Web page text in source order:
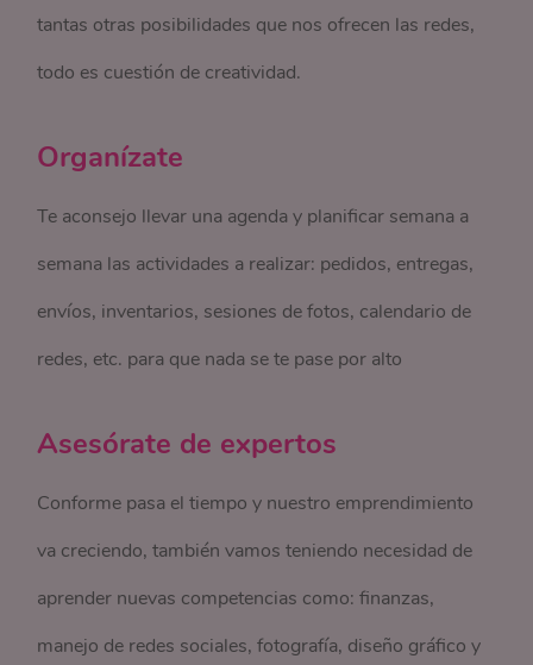
tantas otras posibilidades que nos ofrecen las redes,
todo es cuestión de creatividad.
Organízate
Te aconsejo llevar una agenda y planificar semana a
semana las actividades a realizar: pedidos, entregas,
envíos, inventarios, sesiones de fotos, calendario de
redes, etc. para que nada se te pase por alto
Asesórate de expertos
Conforme pasa el tiempo y nuestro emprendimiento
va creciendo, también vamos teniendo necesidad de
aprender nuevas competencias como: finanzas,
manejo de redes sociales, fotografía, diseño gráfico y